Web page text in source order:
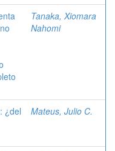
Tanaka, Xiomara
Nahomi
¿del
Mateus, Julio C.